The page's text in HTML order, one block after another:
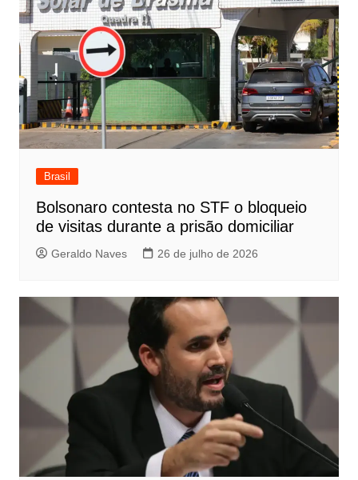
Brasil
Bolsonaro contesta no STF o bloqueio
de visitas durante a prisão domiciliar
Geraldo Naves 26 de julho de 2026